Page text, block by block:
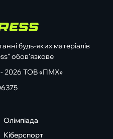
будь-яких матеріалів
обов'язкове
- 2026 ТОВ «ПМХ»
Олімпіада
Кіберспорт